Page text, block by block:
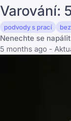
Varování:
podvody s prací
Nenechte se
5 months ago -